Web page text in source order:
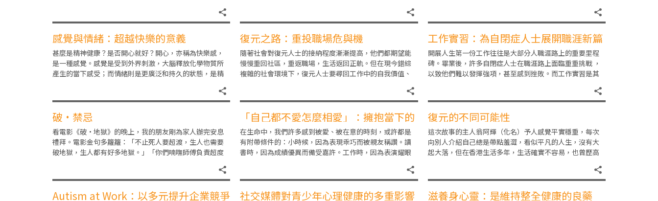
感覺與情緒：超越快樂的意義
甚麼是精神健康？是否開心就好？開心，亦稱為快樂感，
是一種感覺。感覺是受到外界刺激，大腦釋放化學物質所
產生的當下感受；而情緒則是更廣泛和持久的狀態，是精
復元之路：重投職場危與機
隨著社會對復元人士的接納程度漸漸提高，他們都期望能
慢慢重回社區，重返職場，生活返回正軌。但在現今錯綜
複雜的社會環境下，復元人士要尋回工作中的自我價值、
工作實習：為自閉症人士展開職涯新篇
章
開展人生第一份工作往往是大部分人職涯路上的重要里程
碑。畢業後，許多自閉症人士在職涯路上面臨重重挑戰 ，
以致他們難以發揮強項，甚至感到挫敗。而工作實習是其
破·禁忌
看電影《破·地獄》的晚上，我的朋友剛為家人辦完安息
禮拜。電影金句多籮籮：「不止死人要超渡，生人也需要
破地獄，生人都有好多地獄。」「你們喃嘸師傅負責超度
「自己都不愛怎麼相愛」：擁抱當下的
每一個自己
在生命中，我們許多感到被愛、被在意的時刻，或許都是
有附帶條件的：小時候，因為表現乖巧而被親友稱讚。讀
書時，因為成績優異而備受嘉許。工作時，因為表演耀眼
復元的不同可能性
這次故事的主人翁阿輝（化名）予人感覺平實穩重，每次
向別人介紹自己總是帶點羞澀，看似平凡的人生，沒有大
起大落，但在香港生活多年，生活確實不容易，也曾歷高
Autism at Work：以多元提升企業競爭
社交媒體對青少年心理健康的多重影響 滋養身心靈：是維持整全健康的良藥